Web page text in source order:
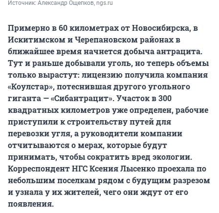
Источник: Александр Ощепков, ngs.ru
Примерно в 60 километрах от Новосибирска, в
Искитимском и Черепановском районах в
ближайшее время начнется добыча антрацита.
Тут и раньше добывали уголь, но теперь объемы
только вырастут: лицензию получила компания
«Коулстар», потеснившая другого угольного
гиганта — «Сибантрацит». Участок в 300
квадратных километров уже определен, рабочие
приступили к строительству путей для
перевозки угля, а руководители компании
отчитываются о мерах, которые будут
принимать, чтобы сократить вред экологии.
Корреспондент НГС Ксения Лысенко проехала по
небольшим поселкам рядом с будущим разрезом
и узнала у их жителей, чего они ждут от его
появления.